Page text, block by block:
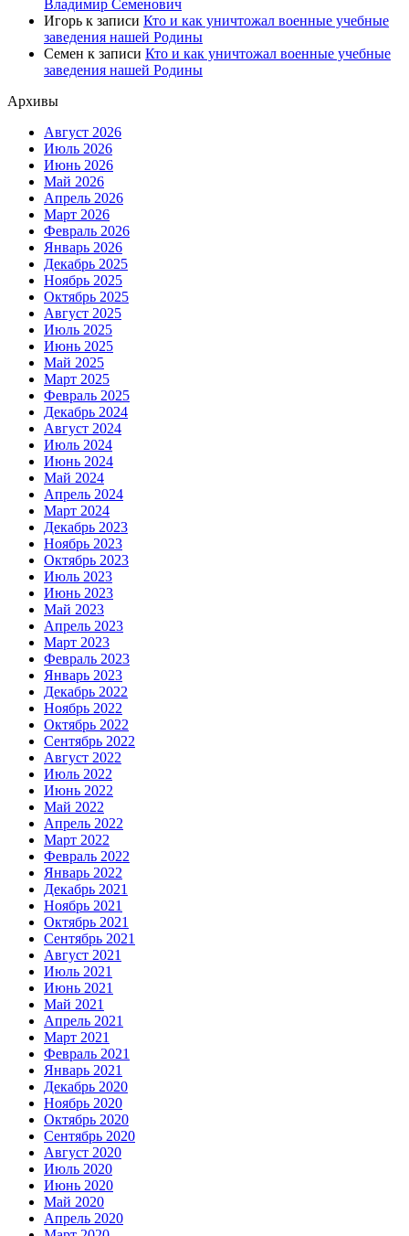
Владимир Семенович
Игорь к записи Кто и как уничтожал военные учебные
заведения нашей Родины
Семен к записи Кто и как уничтожал военные учебные
заведения нашей Родины
Архивы
Август 2026
Июль 2026
Июнь 2026
Май 2026
Апрель 2026
Март 2026
Февраль 2026
Январь 2026
Декабрь 2025
Ноябрь 2025
Октябрь 2025
Август 2025
Июль 2025
Июнь 2025
Май 2025
Март 2025
Февраль 2025
Декабрь 2024
Август 2024
Июль 2024
Июнь 2024
Май 2024
Апрель 2024
Март 2024
Декабрь 2023
Ноябрь 2023
Октябрь 2023
Июль 2023
Июнь 2023
Май 2023
Апрель 2023
Март 2023
Февраль 2023
Январь 2023
Декабрь 2022
Ноябрь 2022
Октябрь 2022
Сентябрь 2022
Август 2022
Июль 2022
Июнь 2022
Май 2022
Апрель 2022
Март 2022
Февраль 2022
Январь 2022
Декабрь 2021
Ноябрь 2021
Октябрь 2021
Сентябрь 2021
Август 2021
Июль 2021
Июнь 2021
Май 2021
Апрель 2021
Март 2021
Февраль 2021
Январь 2021
Декабрь 2020
Ноябрь 2020
Октябрь 2020
Сентябрь 2020
Август 2020
Июль 2020
Июнь 2020
Май 2020
Апрель 2020